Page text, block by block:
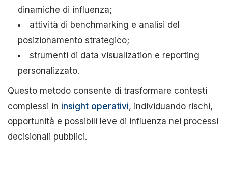
dinamiche di influenza;
attività di benchmarking e analisi del
posizionamento strategico;
strumenti di data visualization e reporting
personalizzato.
Questo metodo consente di trasformare contesti
complessi in insight operativi, individuando rischi,
opportunità e possibili leve di influenza nei processi
decisionali pubblici.